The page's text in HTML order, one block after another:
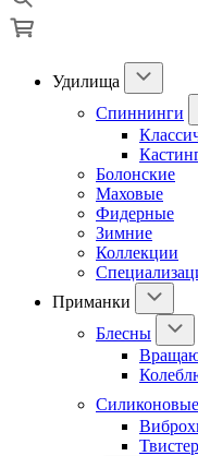
Удилища
Спиннинги
Болонские
Маховые
Фидерные
Зимние
Коллекции
Приманки
Блесны
Силиконовые